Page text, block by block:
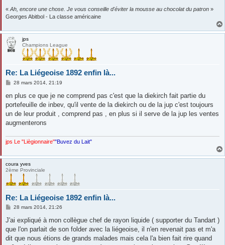
«Ah, encore une chose. Je vous conseille d'éviter la mousse au chocolat du patron »
Georges Abitbol - La classe américaine
jps
Champions League
Re: La Liégeoise 1892 enfin là...
M
s
a
g
28 mars 2014, 21:19
en plus ce que je ne comprend pas c'est que la diekirch fait partie du
portefeuille de inbev, qu'il vente de la diekirch ou de la jup c'est toujours
un de leur produit , comprend pas , en plus si il serve de la jup les ventes
augmenterons
jps Le "Liègionnaire""Buvez du Lait"
coura yves
2ème Provinciale
Re: La Liégeoise 1892 enfin là...
M
s
a
g
28 mars 2014, 21:26
J'ai expliqué à mon collègue chef de rayon liquide ( supporter du Tandart )
que l'on parlait de son folder avec la liégeoise, il n'en revenait pas et m'a
dit que nous étions de grands malades mais cela l'a bien fait rire quand